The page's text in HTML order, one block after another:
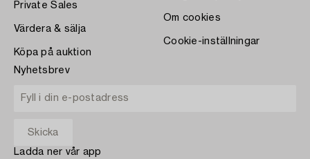
Private Sales
Värdera & sälja
Köpa på auktion
Om cookies
Cookie-inställningar
Nyhetsbrev
Ladda ner vår app